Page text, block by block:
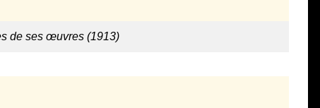
de ses œuvres (1913)